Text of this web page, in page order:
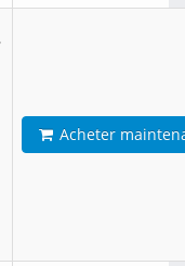
Acheter